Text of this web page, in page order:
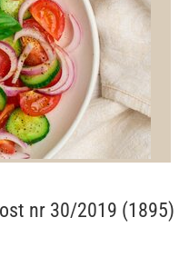
nr 30/2019 (1895)